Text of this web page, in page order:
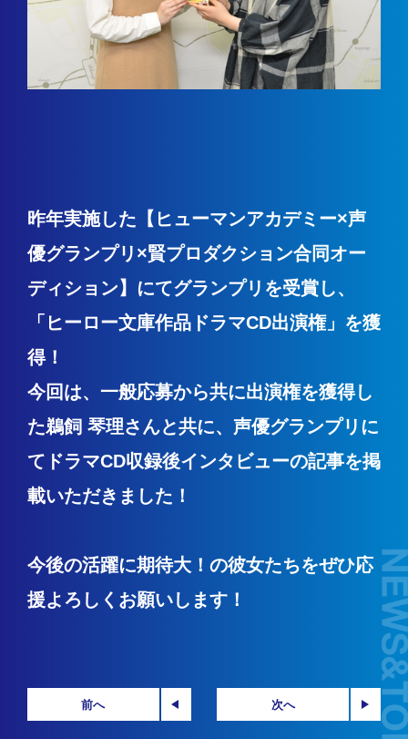
昨年実施した【ヒューマンアカデミー×声
優グランプリ×賢プロダクション合同オー
ディション】にてグランプリを受賞し、
「ヒーロー文庫作品ドラマCD出演権」を獲
得！
今回は、一般応募から共に出演権を獲得し
た鵜飼 琴理さんと共に、 声優グランプリに
てドラマCD収録後インタビューの記事を掲
載いただきました！
今後の活躍に期待大！の彼女たちをぜひ応
援よろしくお願いします！
前へ 次へ